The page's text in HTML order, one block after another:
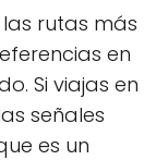
rutas más
en
Si viajas en
señales
es un